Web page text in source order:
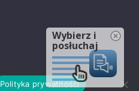
Polityka prywatności
Wybierz i
posłuchaj